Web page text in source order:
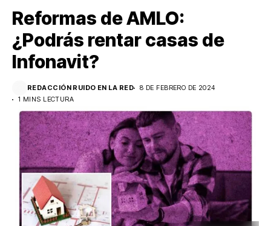
Reformas de AMLO:
¿Podrás rentar casas de
Infonavit?
REDACCIÓN RUIDO EN LA RED
8 DE FEBRERO DE 2024
1 MINS LECTURA